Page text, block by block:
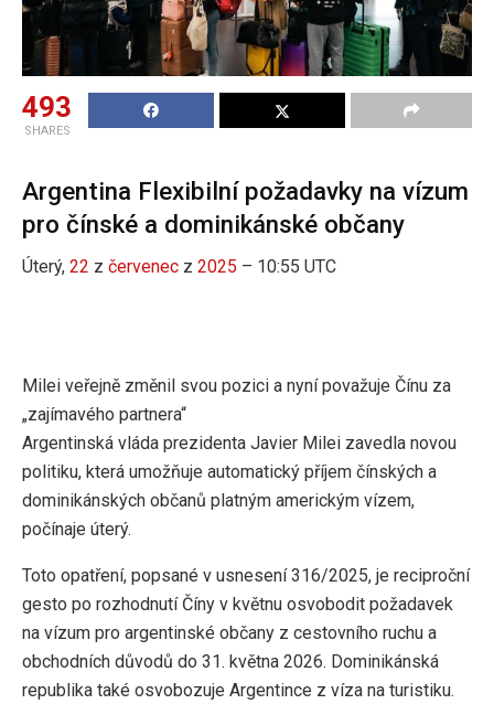
493
SHARES
Argentina Flexibilní požadavky na vízum
pro čínské a dominikánské občany
Úterý, 22 z červenec z 2025 – 10:55 UTC
Milei veřejně změnil svou pozici a nyní považuje Čínu za
„zajímavého partnera“
Argentinská vláda prezidenta Javier Milei zavedla novou
politiku, která umožňuje automatický příjem čínských a
dominikánských občanů platným americkým vízem,
počínaje úterý.
Toto opatření, popsané v usnesení 316/2025, je reciproční
gesto po rozhodnutí Číny v květnu osvobodit požadavek
na vízum pro argentinské občany z cestovního ruchu a
obchodních důvodů do 31. května 2026. Dominikánská
republika také osvobozuje Argentince z víza na turistiku.